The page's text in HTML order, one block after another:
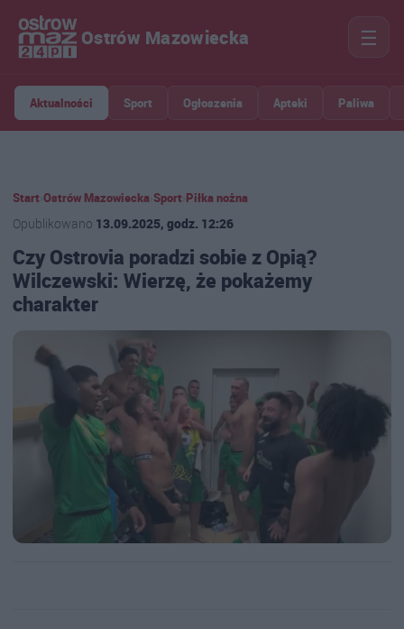
Ostrów Mazowiecka ☰
Aktualności Sport Ogłoszenia Apteki Paliwa
Start Ostrów Mazowiecka Sport Piłka nożna
Opublikowano 13.09.2025, godz. 12:26
Czy Ostrovia poradzi sobie z Opią?
Wilczewski: Wierzę, że pokażemy
charakter